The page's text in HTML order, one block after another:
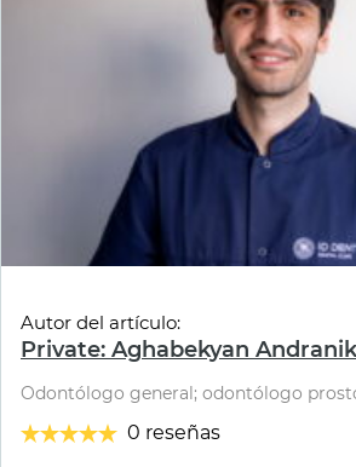
Autor del artículo:
Private: Aghabekyan
Odontólogo general; odontólogo
0 reseñas